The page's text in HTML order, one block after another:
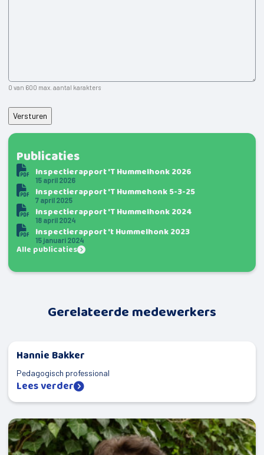
0 van 600 max. aantal karakters
Publicaties
Inspectierapport 'T Hummelhonk 2026
15 april 2026
Inspectierapport 'T Hummehonk 5-3-25
7 april 2025
Inspectierapport 'T Hummelhonk 2024
18 april 2024
Inspectierapport 't Hummelhonk 2023
15 januari 2024
Alle publicaties
Gerelateerde medewerkers
Hannie Bakker
Pedagogisch professional
Lees verder